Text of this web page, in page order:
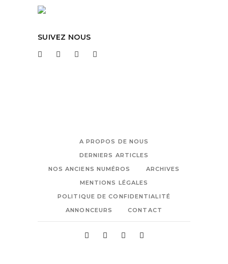
SUIVEZ NOUS
A PROPOS DE NOUS
DERNIERS ARTICLES
NOS ANCIENS NUMÉROS
ARCHIVES
MENTIONS LÉGALES
POLITIQUE DE CONFIDENTIALITÉ
ANNONCEURS
CONTACT